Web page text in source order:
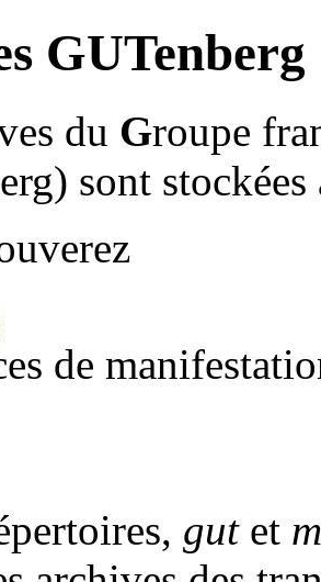
GUTenberg
du Groupe
sont
de
gutet